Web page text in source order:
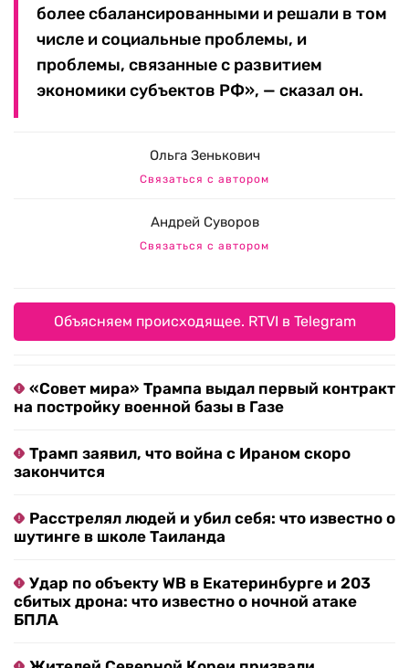
более сбалансированными и решали в том
числе и социальные проблемы, и
проблемы, связанные с развитием
экономики субъектов РФ», — сказал он.
Ольга Зенькович
Связаться с автором
Андрей Суворов
Связаться с автором
Объясняем происходящее. RTVI в Telegram
«Совет мира» Трампа выдал первый контракт
на постройку военной базы в Газе
Трамп заявил, что война с Ираном скоро
закончится
Расстрелял людей и убил себя: что известно о
шутинге в школе Таиланда
Удар по объекту WB в Екатеринбурге и 203
сбитых дрона: что известно о ночной атаке
БПЛА